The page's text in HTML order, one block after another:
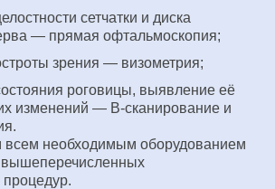
сетчатки и диска
— прямая офтальмоскопия;
зрения — визометрия;
роговицы, выявление её
изменений — В-сканирование и
всем необходимым оборудованием
процедур.